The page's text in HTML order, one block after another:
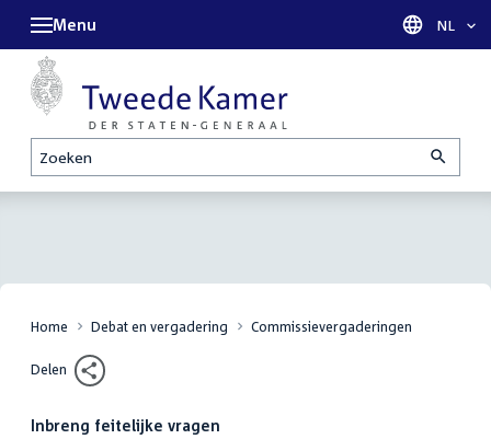
Zoeken
Menu Taal
NL
Home Debat en vergadering Commissievergaderingen
Delen
Inbreng feitelijke vragen